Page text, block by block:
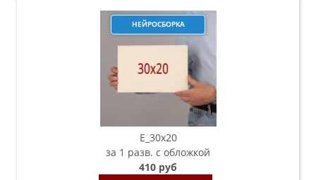
НЕЙРОСБОРКА
E_30x20
за 1 разв. с обложкой
410 руб